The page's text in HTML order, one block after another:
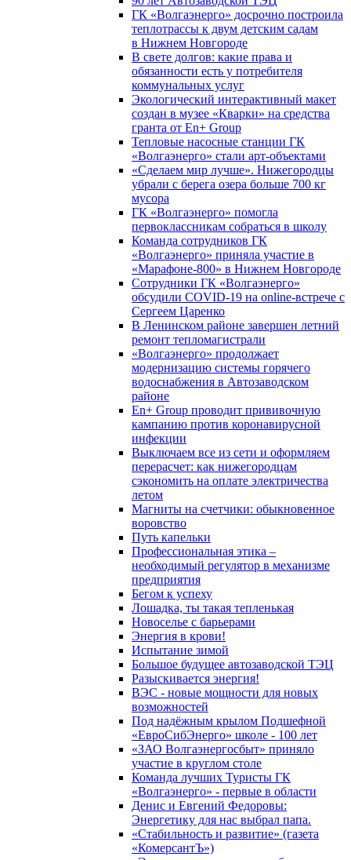
ГК «Волгаэнерго» досрочно построила
теплотрассы к двум детским садам
в Нижнем Новгороде
В свете долгов: какие права и
обязанности есть у потребителя
коммунальных услуг
Экологический интерактивный макет
создан в музее «Кварки» на средства
гранта от En+ Group
Тепловые насосные станции ГК
«Волгаэнерго» стали арт-объектами
«Сделаем мир лучше». Нижегородцы
убрали с берега озера больше 700 кг
мусора
ГК «Волгаэнерго» помогла
первоклассникам собраться в школу
Команда сотрудников ГК
«Волгаэнерго» приняла участие в
«Марафоне-800» в Нижнем Новгороде
Сотрудники ГК «Волгаэнерго»
обсудили COVID-19 на online-встрече с
Сергеем Царенко
В Ленинском районе завершен летний
ремонт тепломагистрали
«Волгаэнерго» продолжает
модернизацию системы горячего
водоснабжения в Автозаводском
районе
En+ Group проводит прививочную
кампанию против коронавирусной
инфекции
Выключаем все из сети и оформляем
перерасчет: как нижегородцам
сэкономить на оплате электричества
летом
Магниты на счетчики: обыкновенное
воровство
Путь капельки
Профессиональная этика –
необходимый регулятор в механизме
предприятия
Бегом к успеху
Лошадка, ты такая тепленькая
Новоселье с барьерами
Энергия в крови!
Испытание зимой
Большое будущее автозаводской ТЭЦ
Разыскивается энергия!
ВЭС - новые мощности для новых
возможностей
Под надёжным крылом Подшефной
«ЕвроСибЭнерго» школе - 100 лет
«ЗАО Волгаэнергосбыт» приняло
участие в круглом столе
Команда лучших Туристы ГК
«Волгаэнерго» - первые в области
Денис и Евгений Федоровы:
Энергетику для нас выбрал папа.
«Стабильность и развитие» (газета
«КомерсантЪ»)